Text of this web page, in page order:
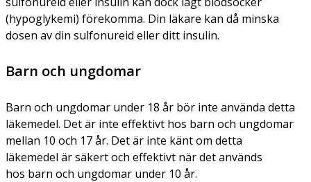
(hypoglykemi) förekomma. Din läkare kan då minska
dosen av din sulfonureid eller ditt insulin.
Barn och ungdomar
Barn och ungdomar under 18 år bör inte använda detta
läkemedel. Det är inte effektivt hos barn och ungdomar
mellan 10 och 17 år. Det är inte känt om detta
läkemedel är säkert och effektivt när det används
hos barn och ungdomar under 10 år.